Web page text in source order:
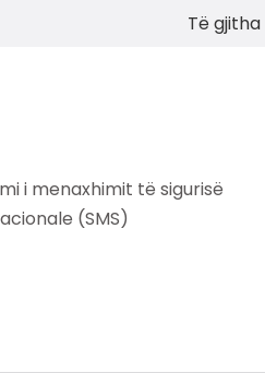
Të
i menaxhimit të sigurisë
(SMS)